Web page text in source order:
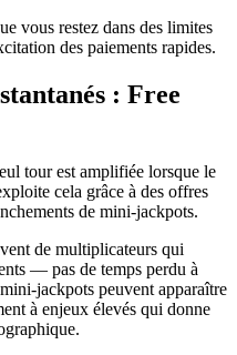
vous restez dans des limites
des paiements rapides.
: Free
tour est amplifiée lorsque le
cela grâce à des offres
de mini‑jackpots.
de multiplicateurs qui
— pas de temps perdu à
peuvent apparaître
à enjeux élevés qui donne